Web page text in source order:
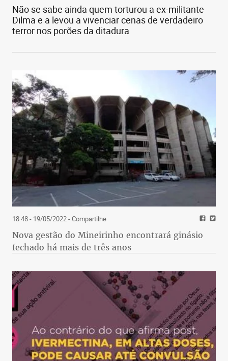
Não se sabe ainda quem torturou a ex-militante
Dilma e a levou a vivenciar cenas de verdadeiro
terror nos porões da ditadura
18:48 - 19/05/2022- Compartilhe
Nova gestão do Mineirinho encontrará ginásio
fechado há mais de três anos